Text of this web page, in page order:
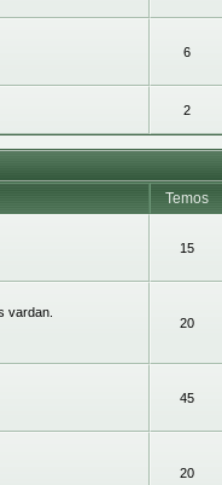
6
2
Temos
15
vardan.
20
45
20